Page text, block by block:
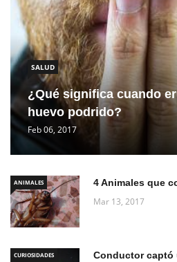
SALUD
¿Qué significa cuando
huevo podrido?
Feb 06, 2017
ANIMALES 4 Animales que
Mar 13, 2017
CURIOSIDADES
Conductor captó